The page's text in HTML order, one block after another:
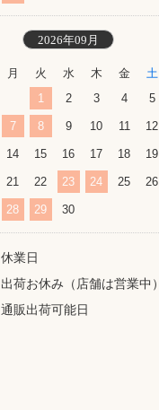
2026年09月
月 火 水 木 金
土
1
2 3 4 5
7 8 9 10 11 12
14 15 16 17 18 19
21 22 23 24 25 26
28 29 30
休業日
出荷お休み（店舗は営業中）
通販出荷可能日